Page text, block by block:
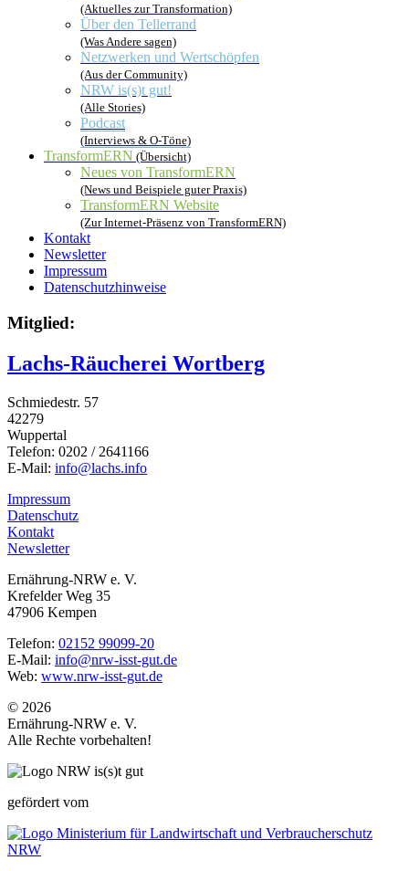
(Aktuelles zur Transformation)
Über den Tellerrand
(Was Andere sagen)
Netzwerken und Wertschöpfen
(Aus der Community)
NRW is(s)t gut!
(Alle Stories)
Podcast
(Interviews & O-Töne)
TransformERN (Übersicht)
Neues von TransformERN
(News und Beispiele guter Praxis)
TransformERN Website
(Zur Internet-Präsenz von TransformERN)
Kontakt
Newsletter
Impressum
Datenschutzhinweise
Mitglied:
Lachs-Räucherei Wortberg
Schmiedestr. 57
42279
Wuppertal
Telefon: 0202 / 2641166
E-Mail: info@lachs.info
Impressum
Datenschutz
Kontakt
Newsletter
Ernährung-NRW e. V.
Krefelder Weg 35
47906 Kempen
Telefon: 02152 99099-20
E-Mail: info@nrw-isst-gut.de
Web: www.nrw-isst-gut.de
© 2026
Ernährung-NRW e. V.
Alle Rechte vorbehalten!
gefördert vom